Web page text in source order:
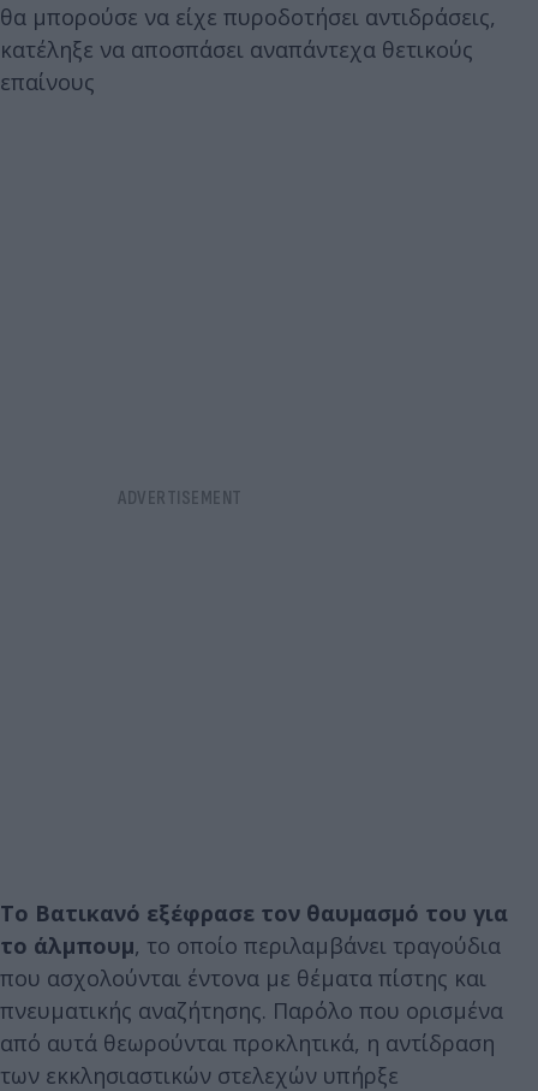
θα μπορούσε να είχε πυροδοτήσει αντιδράσεις,
κατέληξε να αποσπάσει αναπάντεχα θετικούς
επαίνους
Το Βατικανό εξέφρασε τον θαυμασμό του για
το άλμπουμ, το οποίο περιλαμβάνει τραγούδια
που ασχολούνται έντονα με θέματα πίστης και
πνευματικής αναζήτησης. Παρόλο που ορισμένα
από αυτά θεωρούνται προκλητικά, η αντίδραση
των εκκλησιαστικών στελεχών υπήρξε